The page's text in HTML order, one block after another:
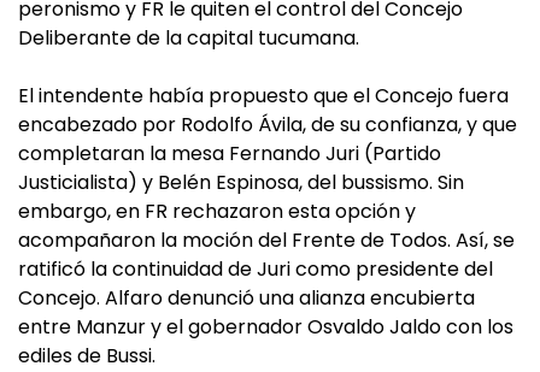
peronismo y FR le quiten el control del Concejo
Deliberante de la capital tucumana.
El intendente había propuesto que el Concejo fuera
encabezado por Rodolfo Ávila, de su confianza, y que
completaran la mesa Fernando Juri (Partido
Justicialista) y Belén Espinosa, del bussismo. Sin
embargo, en FR rechazaron esta opción y
acompañaron la moción del Frente de Todos. Así, se
ratificó la continuidad de Juri como presidente del
Concejo. Alfaro denunció una alianza encubierta
entre Manzur y el gobernador Osvaldo Jaldo con los
ediles de Bussi.